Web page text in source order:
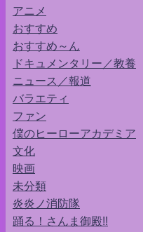
アニメ
おすすめ
おすすめ～ん
ドキュメンタリー／教養
ニュース／報道
バラエティ
ファン
僕のヒーローアカデミア
文化
映画
未分類
炎炎ノ消防隊
踊る！さんま御殿!!